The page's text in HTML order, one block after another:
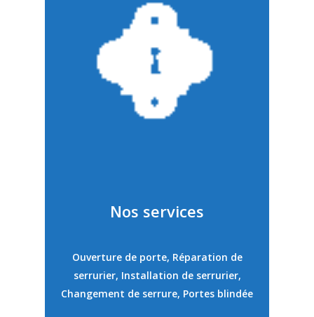
Nos services
Ouverture de porte, Réparation de
serrurier, Installation de serrurier,
Changement de serrure, Portes blindée